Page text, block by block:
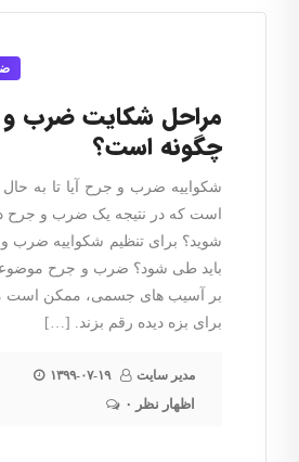
مراحل شکایت ضرب
چگونه است؟
شکواییه ضرب و جرح آیا تا به حال
است که در نتیجه یک ضرب و جرح
شوید؟ برای تنظیم شکواییه ضرب
باید طی شود؟ ضرب و جرح
بر آسیب های جسمی، ممکن است
برای بزه دیده رقم بزند. […]
مدیر سایت ۱۳۹۹-۰۷-۱۹
۰ اظهار نظر